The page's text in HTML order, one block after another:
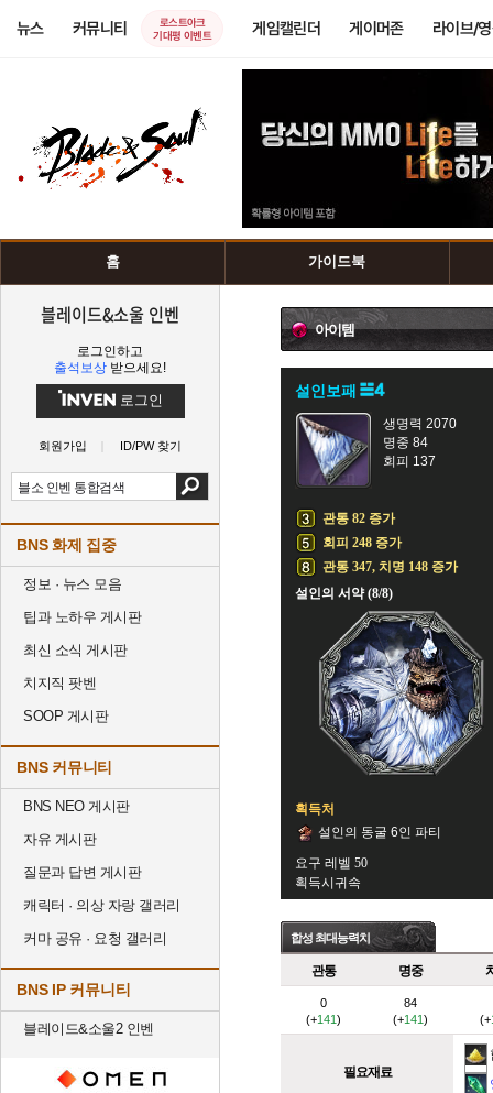
뉴스 커뮤니티
로스트아크
기대평 이벤트
게임캘린더 게이머존 라이브/
홈 가이드북
블레이드&소울 인벤
로그인하고
출석보상 받으세요!
로그인
회원가입 ID/PW 찾기
BNS 화제 집중
정보 · 뉴스 모음
팁과 노하우 게시판
최신 소식 게시판
치지직 팟벤
SOOP 게시판
BNS 커뮤니티
BNS NEO 게시판
자유 게시판
질문과 답변 게시판
캐릭터 · 의상 자랑 갤러리
커마 공유 · 요청 갤러리
BNS IP 커뮤니티
블레이드&소울2 인벤
아이템
설인보패
생명력 2070
명중 84
회피 137
관통 82 증가
회피 248 증가
관통 347, 치명 148 증가
설인의 서약 (8/8)
획득처
설인의 동굴 6인 파티
요구 레벨 50
획득시귀속
합성 최대능력치
관통 명중
0
(+141)
84
(+141) (+
필요재료